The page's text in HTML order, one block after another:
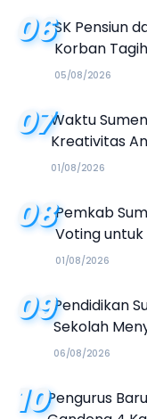
06SK Pensiun
Korban
05/08/2026
07Waktu
Kreativitas
Industri Kreatif
01/08/2026
08Pemkab
Voting untuk
01/08/2026
09Pendidikan
Sekolah
Kalender
06/08/2026
10Pengurus